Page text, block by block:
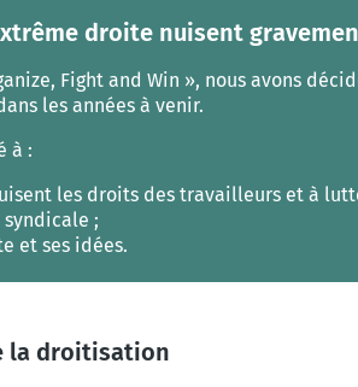
droite nuisent
Fight and Win », nous avons
les années à venir.
à :
les droits des travailleurs et à
;
et ses idées.
la droitisation